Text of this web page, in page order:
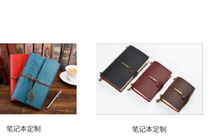
笔记本定制 笔记本定制